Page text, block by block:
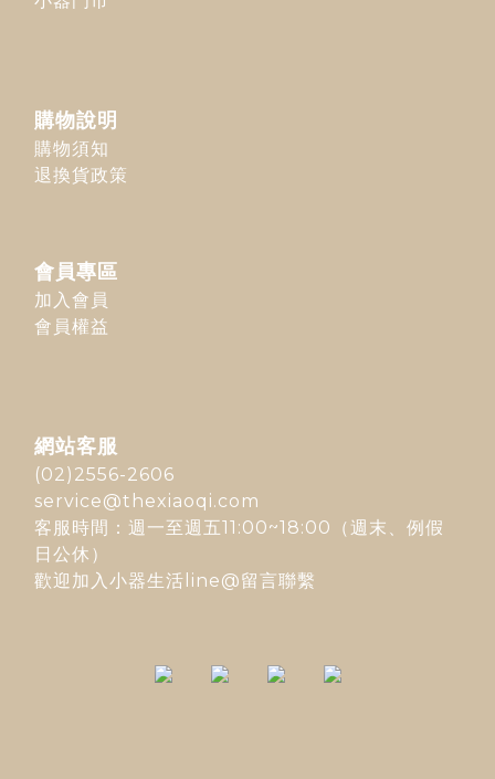
購物說明
購物須知
退換貨政策
會員專區
加入會員
會員權益
網站客服
(02)2556-2606
service@thexiaoqi.com
客服時間：週一至週五11:00~18:00（週末、例假
日公休）
歡迎加入 小器生活line@留言聯繫